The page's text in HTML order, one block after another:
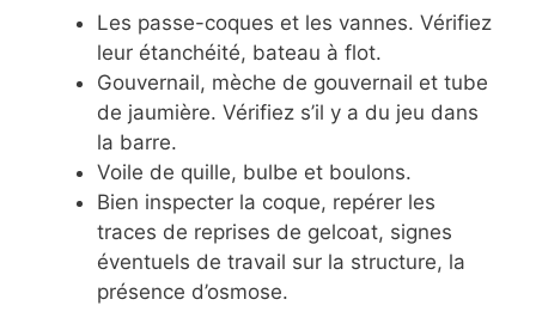
Les passe-coques et les vannes. Vérifiez
leur étanchéité, bateau à flot.
Gouvernail, mèche de gouvernail et tube
de jaumière. Vérifiez s’il y a du jeu dans
la barre.
Voile de quille, bulbe et boulons.
Bien inspecter la coque, repérer les
traces de reprises de gelcoat, signes
éventuels de travail sur la structure, la
présence d’osmose.